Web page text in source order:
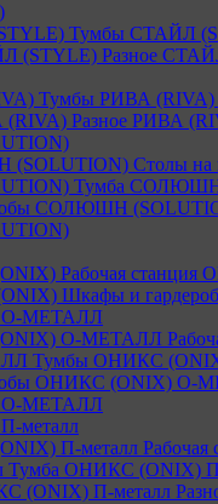
Тумбы СТАЙЛ
(STYLE) Разное
Тумбы РИВА (RIVA)
(RIVA) Разное РИВА
Столы на
Тумба СОЛЮШН
СОЛЮШН
Рабочая
Шкафы и
МЕТАЛЛ
O-МЕТАЛЛ
Тумбы ОНИКС
ОНИКС (ONIX) O-
МЕТАЛЛ
металл
П-металл
Тумба ОНИКС (ONIX)
(ONIX) П-металл